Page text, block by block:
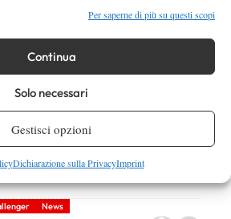
Per saperne di più su questi scopi
Continua
Solo necessari
Gestisci opzioni
Dichiarazione sulla PrivacyImprint
DI TENDENZA
News
1000 Montreal 2026: Darderi
inizia in ritardo per pioggia
2026: solo 2 top ten al terzo turno,
News